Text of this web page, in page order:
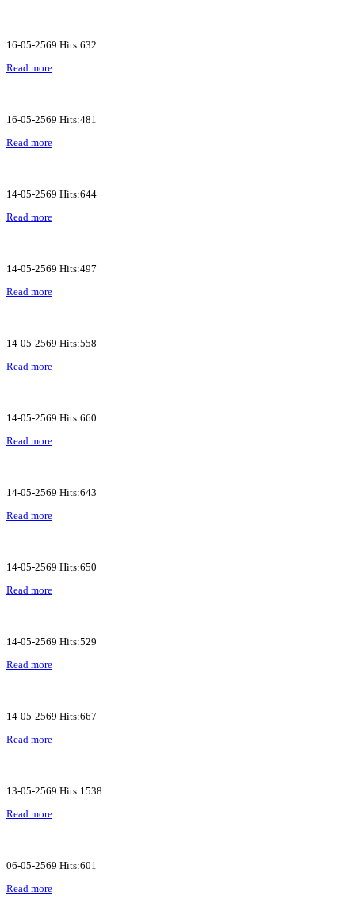
16-05-2569 Hits:632
Read more
16-05-2569 Hits:481
Read more
14-05-2569 Hits:644
Read more
14-05-2569 Hits:497
Read more
14-05-2569 Hits:558
Read more
14-05-2569 Hits:660
Read more
14-05-2569 Hits:643
Read more
14-05-2569 Hits:650
Read more
14-05-2569 Hits:529
Read more
14-05-2569 Hits:667
Read more
13-05-2569 Hits:1538
Read more
06-05-2569 Hits:601
Read more